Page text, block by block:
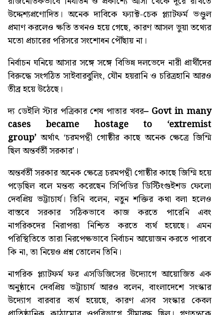
উদ্দেশ্যপ্রণোদিত। অনেক দাবিকে ফ্যাক্ট-চেক প্ল্যাটফর্ম ভণ্ডুল
প্রমাণ করলেও ক্ষতি তখনও হয়ে গেছে, কারণ আসল ভুয়া তথ্যের
মতো প্রচারের পরিসরে সংশোধন পৌঁছায় না।
নির্বাচন ঘনিয়ে আসার সঙ্গে সঙ্গে বিভিন্ন দলভেদে নারী প্রার্থীদের
বিরুদ্ধে সংগঠিত সাইবারবুলিং, যৌন হয়রানি ও চরিত্রহানি আরও
তীব্র হয়ে উঠেছে।
দ্য ডেইলি স্টার পত্রিকার শেষ পাতার খবর– Govt in many
cases became hostage to ‘extremist
group’ অর্থাৎ ‘চরমপন্থী গোষ্ঠীর কাছে অনেক ক্ষেত্রে জিম্মি
ছিল অন্তর্বর্তী সরকার’।
অন্তর্বর্তী সরকার অনেক ক্ষেত্রে চরমপন্থী গোষ্ঠীর কাছে জিম্মি হয়ে
পড়েছিল বলে মন্তব্য করেছেন সিপিডির ডিস্টিংগুইশড ফেলো
দেবপ্রিয় ভট্টাচার্য। তিনি বলেন, নতুন শক্তির কথা বলা হলেও
বাস্তবে সরকার সঠিকভাবে কাজ করতে পারেনি এবং
নাগরিকদের নিরাপত্তা নিশ্চিত করতে ব্যর্থ হয়েছে। এমন
পরিস্থিতিতে তারা নিরপেক্ষভাবে নির্বাচন আয়োজন করতে পারবে
কি না, তা নিয়েও প্রশ্ন তোলেন তিনি।
নাগরিক প্ল্যাটফর্ম ফর এসডিজিসের উদ্যোগে আয়োজিত এক
অনুষ্ঠানে দেবপ্রিয় ভট্টাচার্য আরও বলেন, বাংলাদেশে সংস্কার
উদ্যোগ বারবার ব্যর্থ হয়েছে, কারণ এসব সংস্কার কেবল